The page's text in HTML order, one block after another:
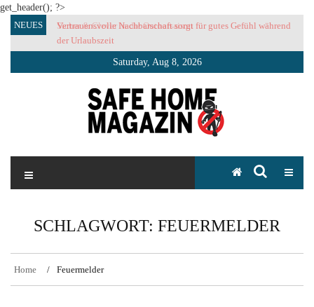
get_header(); ?>
Skip
content
NEUES
Vertrauensvolle Nachbarschaft sorgt für gutes Gefühl während
der Urlaubszeit
Saturday, Aug 8, 2026
SAFE HOME Magazin
SCHLAGWORT: FEUERMELDER
Home Feuermelder